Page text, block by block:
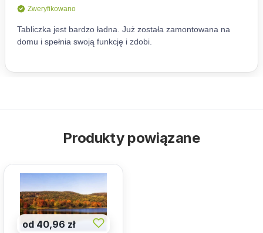
Produkty powiązane
od 40,96 zł